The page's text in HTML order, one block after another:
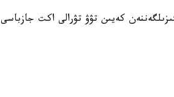
كەيىن تۋۋ تۋرالى اكت جازباسى